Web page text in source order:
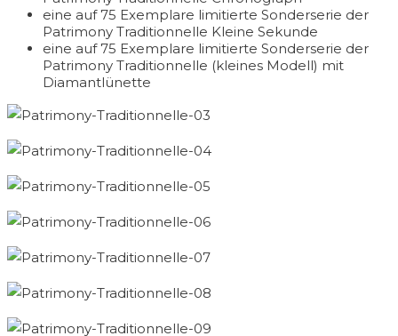
eine auf 75 Exemplare limitierte Sonderserie der
Patrimony Traditionnelle Kleine Sekunde
eine auf 75 Exemplare limitierte Sonderserie der
Patrimony Traditionnelle (kleines Modell) mit
Diamantlünette